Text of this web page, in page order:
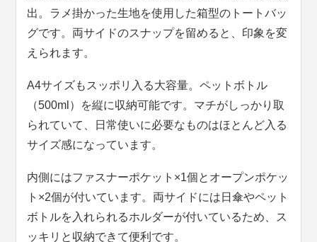
出。ラメ掛かった生地を使用した箱型のトートバッ
グです。両サイドのスナップを留めると、印象を変
えられます。
A4サイズもスッポリ入る大容量。ペットボトル
（500ml）を縦に収納可能です。マチがしっかり取
られていて、日常使いに必要なものはほとんど入る
サイズ感になっています。
内側にはファスナーポケット×1個とオープンポケッ
ト×2個が付いています。両サイドには日傘やペット
ボトルを入れられるホルダーが付いているため、ス
ッキリと収納できて便利です。